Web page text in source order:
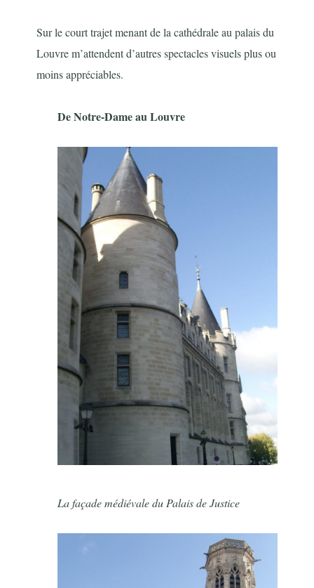
Sur le court trajet menant de la cathédrale au palais du
Louvre m’attendent d’autres spectacles visuels plus ou
moins appréciables.
De Notre-Dame au Louvre
La façade médiévale du Palais de Justice